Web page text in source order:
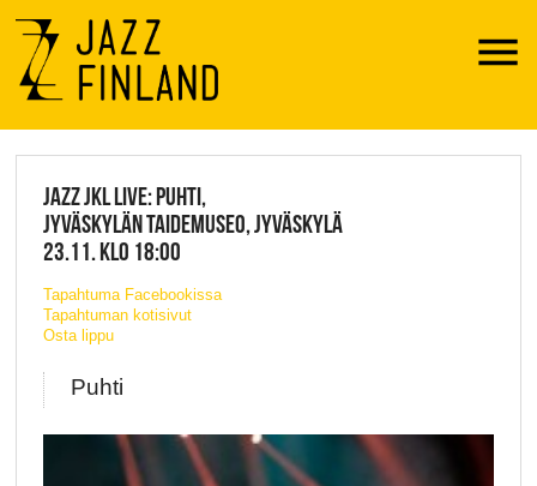
Menu
JAZZ FINLAND LIVE
JAZZ JKL LIVE: PUHTI,
JYVÄSKYLÄN TAIDEMUSEO, JYVÄSKYLÄ
23.11. KLO 18:00
Tapahtuma Facebookissa
Tapahtuman kotisivut
Osta lippu
Puhti